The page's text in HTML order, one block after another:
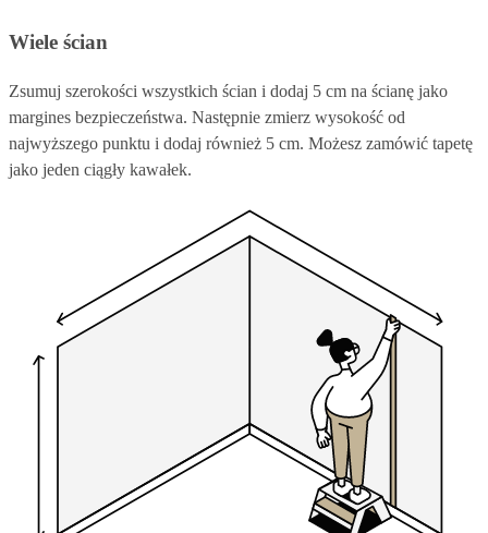
Wiele ścian
Zsumuj szerokości wszystkich ścian i dodaj 5 cm na ścianę jako
margines bezpieczeństwa. Następnie zmierz wysokość od
najwyższego punktu i dodaj również 5 cm. Możesz zamówić tapetę
jako jeden ciągły kawałek.